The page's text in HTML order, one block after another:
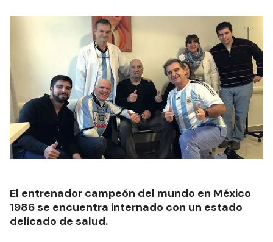
El entrenador campeón del mundo en México
1986 se encuentra internado con un estado
delicado de salud.